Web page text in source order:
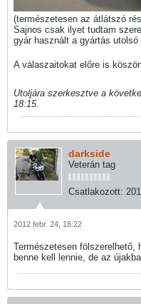
(természetesen az átlátszó
Sajnos csak ilyet tudtam
gyár használt a gyártás utolsó
A válaszaitokat előre is
Utoljára szerkesztve a
18:15.
darkside
Veterán tag
Csatlakozott:
2012 febr. 24, 18:22
Természetesen fölszerelhető,
benne kell lennie, de az